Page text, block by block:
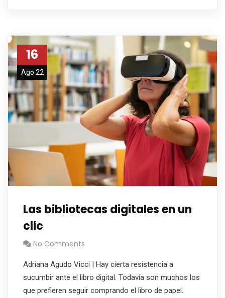
16
Ago 22
Las bibliotecas digitales en un
clic
No Comments
Adriana Agudo Vicci | Hay cierta resistencia a
sucumbir ante el libro digital. Todavía son muchos los
que prefieren seguir comprando el libro de papel.